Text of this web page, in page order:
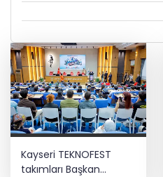
Kayseri TEKNOFEST
takımları Başkan